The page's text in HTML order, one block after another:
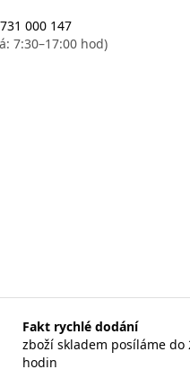
000 147
7:30–17:00 hod)
Fakt rychlé dodání
zboží skladem posíláme do
hodin